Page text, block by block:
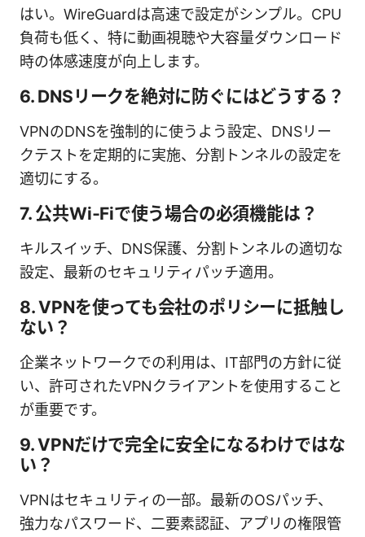
はい。WireGuardは高速で設定がシンプル。CPU
負荷も低く、特に動画視聴や大容量ダウンロード
時の体感速度が向上します。
6. DNSリークを絶対に防ぐにはどうする？
VPNのDNSを強制的に使うよう設定、DNSリー
クテストを定期的に実施、分割トンネルの設定を
適切にする。
7. 公共Wi‑Fiで使う場合の必須機能は？
キルスイッチ、DNS保護、分割トンネルの適切な
設定、最新のセキュリティパッチ適用。
8. VPNを使っても会社のポリシーに抵触し
ない？
企業ネットワークでの利用は、IT部門の方針に従
い、許可されたVPNクライアントを使用すること
が重要です。
9. VPNだけで完全に安全になるわけではな
い？
VPNはセキュリティの一部。最新のOSパッチ、
強力なパスワード、二要素認証、アプリの権限管